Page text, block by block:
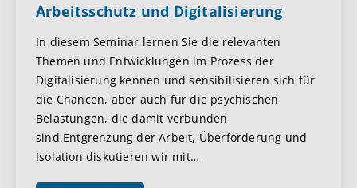
Arbeitsschutz und Digitalisierung
In diesem Seminar lernen Sie die relevanten
Themen und Entwicklungen im Prozess der
Digitalisierung kennen und sensibilisieren sich für
die Chancen, aber auch für die psychischen
Belastungen, die damit verbunden
sind.Entgrenzung der Arbeit, Überforderung und
Isolation diskutieren wir mit…